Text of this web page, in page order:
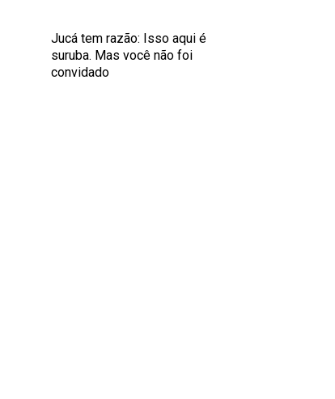
Jucá tem razão: Isso aqui é
suruba. Mas você não foi
convidado